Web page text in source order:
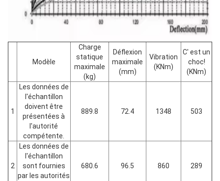
Modèle
Charge
statique
maximale
(kg)
Déflexion
maximale
(mm)
Vibration
(KNm)
C' est un
choc!
(KNm)
1
Les données de
l'échantillon
doivent être
présentées à
l'autorité
compétente.
889.8 72.4 1348 503
2
Les données de
l'échantillon
sont fournies
par les autorités
680.6 96.5 860 289